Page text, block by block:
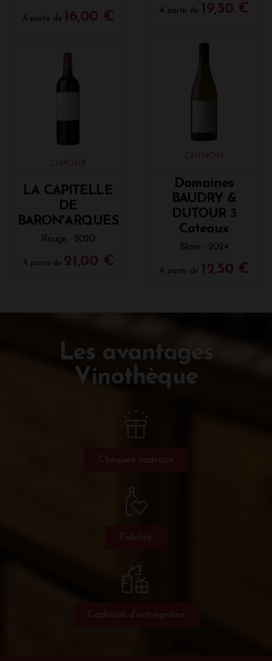
A partir de 16,00 € A partir de 19,50 €
LIMOUX
LA CAPITELLE
DE
BARON'ARQUES
Rouge - 2020
A partir de 21,00 €
CHINON
Domaines
BAUDRY &
DUTOUR 3
Coteaux
Blanc - 2024
A partir de 12,50 €
Les avantages
Vinothèque
Chèques cadeaux
Fidélité
Cadeaux d'entreprises